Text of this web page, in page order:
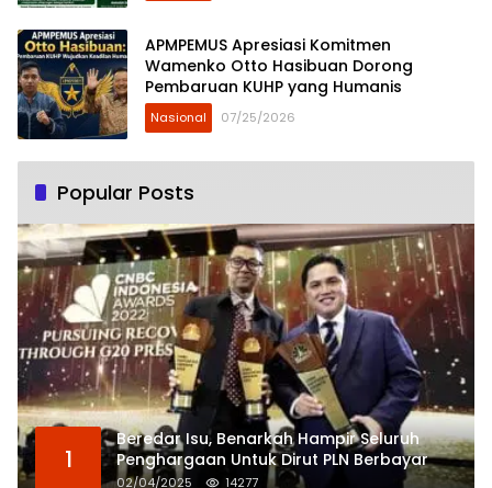
APMPEMUS Apresiasi Komitmen
Wamenko Otto Hasibuan Dorong
Pembaruan KUHP yang Humanis
Nasional 07/25/2026
Popular Posts
1
Beredar Isu, Benarkah Hampir Seluruh
Penghargaan Untuk Dirut PLN Berbayar
02/04/2025 14277